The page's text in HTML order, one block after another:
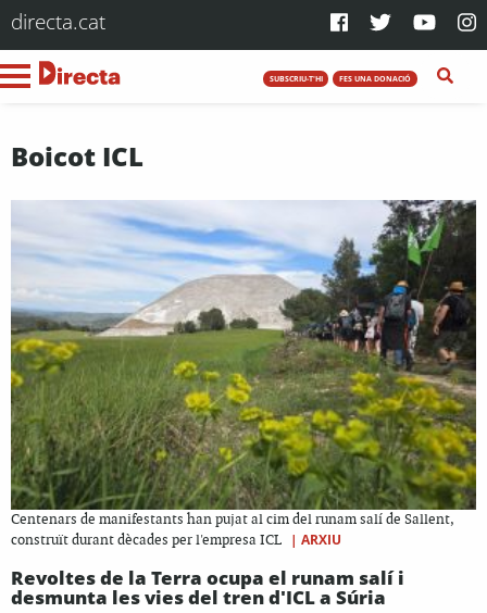
directa.cat
SUBSCRIU-T'HI FES UNA DONACIÓ
Boicot ICL
Centenars de manifestants han pujat al cim del runam salí de Sallent,
construït durant dècades per l'empresa ICL
| ARXIU
Revoltes de la Terra ocupa el runam salí i
desmunta les vies del tren d'ICL a Súria